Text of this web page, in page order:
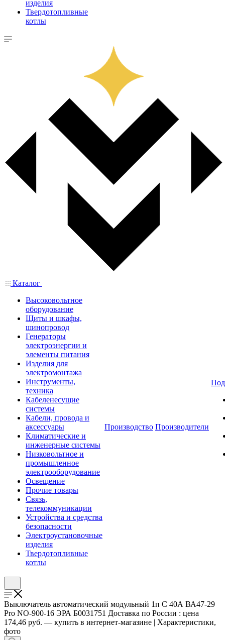
изделия
Твердотопливные
котлы
Каталог
Высоковольтное
оборудование
Щиты и шкафы,
шинопровод
Генераторы
электроэнергии и
элементы питания
Изделия для
электромонтажа
Инструменты,
техника
Кабеленесущие
системы
Кабели, провода и
аксессуары
Климатические и
инженерные системы
Низковольтное и
промышленное
электрооборудование
Освещение
Прочие товары
Связь,
телекоммуникации
Устройства и средства
безопасности
Электроустановочные
изделия
Твердотопливные
котлы
Производство Производители
Выключатель автоматический модульный 1п C 40А ВА47-29
Pro NO-900-16 ЭРА Б0031751 Доставка по России : цена
174,46 руб. — купить в интернет-магазине | Характеристики,
фото